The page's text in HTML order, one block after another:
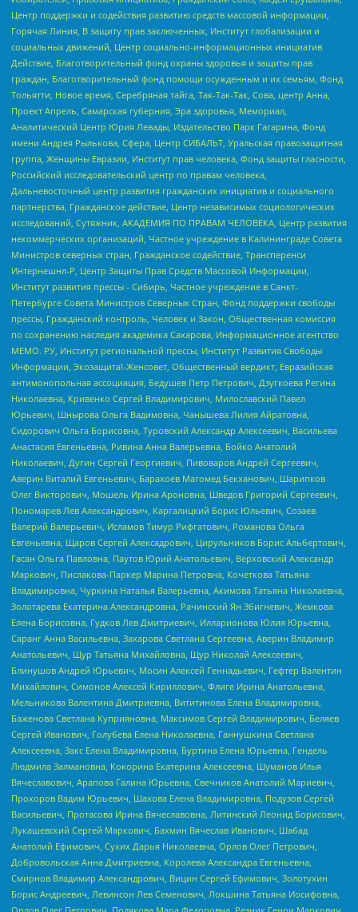
Центр поддержки и содействия развитию средств массовой информации,
Горячая Линия, В защиту прав заключенных, Институт глобализации и
социальных движений, Центр социально-информационных инициатив
Действие, Благотворительный фонд охраны здоровья и защиты прав
граждан, Благотворительный фонд помощи осужденным и их семьям, Фонд
Тольятти, Новое время, Серебряная тайга, Так-Так-Так, Сова, центр Анна,
Проект Апрель, Самарская губерния, Эра здоровья, Мемориал,
Аналитический Центр Юрия Левады, Издательство Парк Гагарина, Фонд
имени Андрея Рылькова, Сфера, Центр СИБАЛЬТ, Уральская правозащитная
группа, Женщины Евразии, Институт прав человека, Фонд защиты гласности,
Российский исследовательский центр по правам человека,
Дальневосточный центр развития гражданских инициатив и социального
партнерства, Гражданское действие, Центр независимых социологических
исследований, Сутяжник, АКАДЕМИЯ ПО ПРАВАМ ЧЕЛОВЕКА, Центр развития
некоммерческих организаций, Частное учреждение в Калининграде Совета
Министров северных стран, Гражданское содействие, Трансперенси
Интернешнл-Р, Центр Защиты Прав Средств Массовой Информации,
Институт развития прессы - Сибирь, Частное учреждение в Санкт-
Петербурге Совета Министров Северных Стран, Фонд поддержки свободы
прессы, Гражданский контроль, Человек и Закон, Общественная комиссия
по сохранению наследия академика Сахарова, Информационное агентство
МЕМО. РУ, Институт региональной прессы, Институт Развития Свободы
Информации, Экозащита!-Женсовет, Общественный вердикт, Евразийская
антимонопольная ассоциация, Бедушев Петр Петрович, Дзугкоева Регина
Николаевна, Кривенко Сергей Владимирович, Милославский Павел
Юрьевич, Шнырова Ольга Вадимовна, Чанышева Лилия Айратовна,
Сидорович Ольга Борисовна, Туровский Александр Алексеевич, Васильева
Анастасия Евгеньевна, Ривина Анна Валерьевна, Бойко Анатолий
Николаевич, Дугин Сергей Георгиевич, Пивоваров Андрей Сергеевич,
Аверин Виталий Евгеньевич, Барахоев Магомед Бекханович, Шарипков
Олег Викторович, Мошель Ирина Ароновна, Шведов Григорий Сергеевич,
Пономарев Лев Александрович, Каргалицкий Борис Юльевич, Созаев
Валерий Валерьевич, Исламов Тимур Рифгатович, Романова Ольга
Евгеньевна, Щаров Сергей Алексадрович, Цирульников Борис Альбертович,
Гасан Ольга Павловна, Паутов Юрий Анатольевич, Верховский Александр
Маркович, Пислакова-Паркер Марина Петровна, Кочеткова Татьяна
Владимировна, Чуркина Наталья Валерьевна, Акимова Татьяна Николаевна,
Золотарева Екатерина Александровна, Рачинский Ян Збигневич, Жемкова
Елена Борисовна, Гудков Лев Дмитриевич, Илларионова Юлия Юрьевна,
Саранг Анна Васильевна, Захарова Светлана Сергеевна, Аверин Владимир
Анатольевич, Щур Татьяна Михайловна, Щур Николай Алексеевич,
Блинушов Андрей Юрьевич, Мосин Алексей Геннадьевич, Гефтер Валентин
Михайлович, Симонов Алексей Кириллович, Флиге Ирина Анатольевна,
Мельникова Валентина Дмитриевна, Вититинова Елена Владимировна,
Баженова Светлана Куприяновна, Максимов Сергей Владимирович, Беляев
Сергей Иванович, Голубева Елена Николаевна, Ганнушкина Светлана
Алексеевна, Закс Елена Владимировна, Буртина Елена Юрьевна, Гендель
Людмила Залмановна, Кокорина Екатерина Алексеевна, Шуманов Илья
Вячеславович, Арапова Галина Юрьевна, Свечников Анатолий Мариевич,
Прохоров Вадим Юрьевич, Шахова Елена Владимировна, Подузов Сергей
Васильевич, Протасова Ирина Вячеславовна, Литинский Леонид Борисович,
Лукашевский Сергей Маркович, Бахмин Вячеслав Иванович, Шабад
Анатолий Ефимович, Сухих Дарья Николаевна, Орлов Олег Петрович,
Добровольская Анна Дмитриевна, Королева Александра Евгеньевна,
Смирнов Владимир Александрович, Вицин Сергей Ефимович, Золотухин
Борис Андреевич, Левинсон Лев Семенович, Локшина Татьяна Иосифовна,